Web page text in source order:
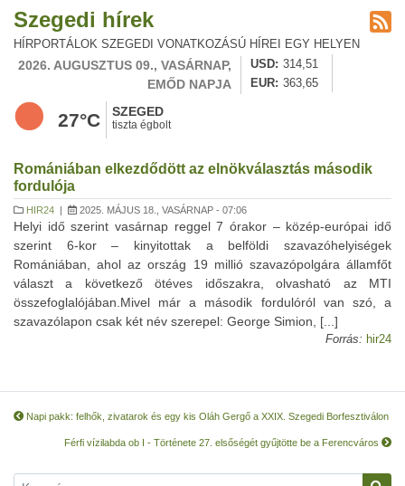
Szegedi hírek
HÍRPORTÁLOK SZEGEDI VONATKOZÁSÚ HÍREI EGY HELYEN
2026. AUGUSZTUS 09., VASÁRNAP,
EMŐD NAPJA
USD
314,51
EUR
363,65
27°C SZEGED
tiszta égbolt
Romániában elkezdődött az elnökválasztás második
fordulója
HIR24 | 2025. MÁJUS 18., VASÁRNAP - 07:06
Helyi idő szerint vasárnap reggel 7 órakor – közép-európai idő
szerint 6-kor – kinyitottak a belföldi szavazóhelyiségek
Romániában, ahol az ország 19 millió szavazópolgára államfőt
választ a következő ötéves időszakra, olvasható az MTI
összefoglalójában.Mivel már a második fordulóról van szó, a
szavazólapon csak két név szerepel: George Simion, [...]
Forrás: hir24
Napi pakk: felhők, zivatarok és egy kis Oláh Gergő a XXIX. Szegedi Borfesztiválon
Férfi vízilabda ob I - Története 27. elsőségét gyűjtötte be a Ferencváros